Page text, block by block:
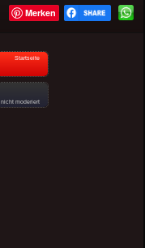
Merken
Startseite
nicht moderiert